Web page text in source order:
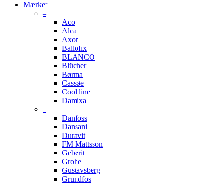
Mærker
–
Aco
Alca
Axor
Ballofix
BLANCO
Blücher
Børma
Cassøe
Cool line
Damixa
–
Danfoss
Dansani
Duravit
FM Mattsson
Geberit
Grohe
Gustavsberg
Grundfos